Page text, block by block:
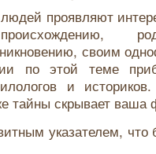
проявляют
своим
по этой теме
и
тайны скрывает
указателем, что